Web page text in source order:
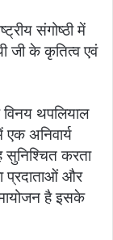
संगोष्ठी में
जी के कृतित्व एवं
थपलियाल
अनिवार्य
करता
प्रदाताओं और
है इसके